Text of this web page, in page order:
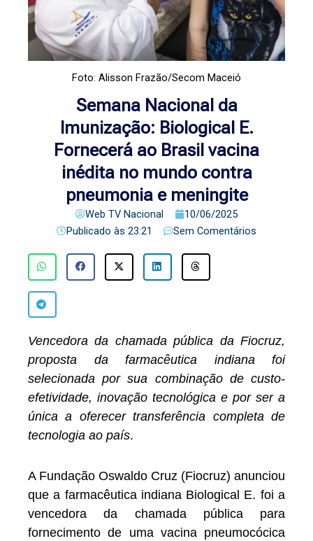
Foto: Alisson Frazão/Secom Maceió
Semana Nacional da
Imunização: Biological E.
Fornecerá ao Brasil vacina
inédita no mundo contra
pneumonia e meningite
Web TV Nacional
10/06/2025
Publicado às 23:21 Sem Comentários
Vencedora da chamada pública da Fiocruz,
proposta da farmacêutica indiana foi
selecionada por sua combinação de custo-
efetividade, inovação tecnológica e por ser a
única a oferecer transferência completa de
tecnologia ao país.
A Fundação Oswaldo Cruz (Fiocruz) anunciou
que a farmacêutica indiana Biological E. foi a
vencedora da chamada pública para
fornecimento de uma vacina pneumocócica